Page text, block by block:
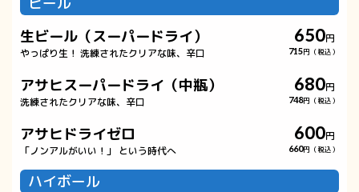
生ビール（スーパードライ）
やっぱり生！ 洗練されたクリアな味、辛口
650円
715円（税込）
アサヒスーパードライ（中瓶）
洗練されたクリアな味、辛口
680円
748円（税込）
アサヒドライゼロ
「ノンアルがいい！」 という時代へ
600円
660円（税込）
ハイボール